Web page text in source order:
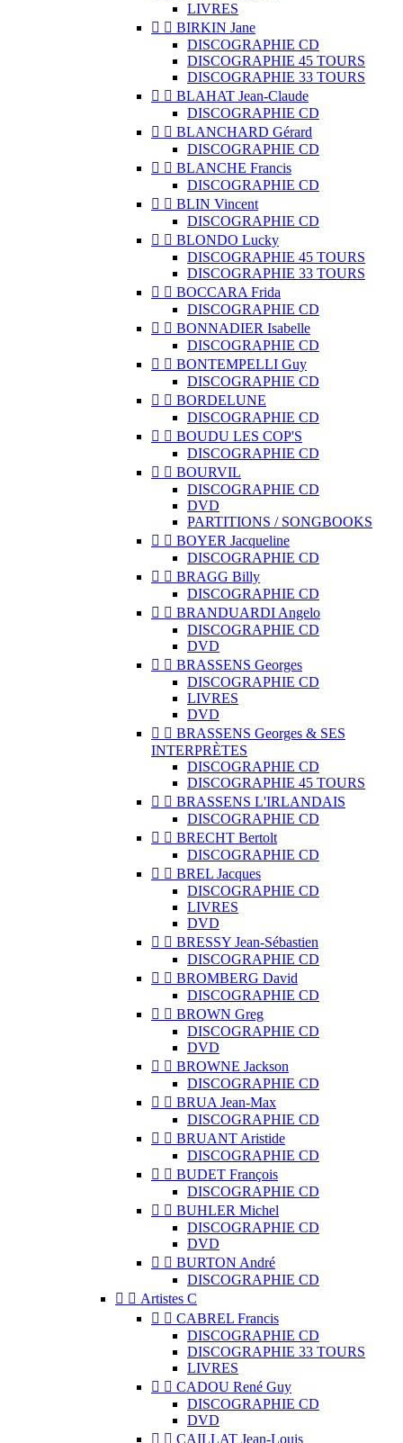
LIVRES
  BIRKIN Jane
DISCOGRAPHIE CD
DISCOGRAPHIE 45 TOURS
DISCOGRAPHIE 33 TOURS
  BLAHAT Jean-Claude
DISCOGRAPHIE CD
  BLANCHARD Gérard
DISCOGRAPHIE CD
  BLANCHE Francis
DISCOGRAPHIE CD
  BLIN Vincent
DISCOGRAPHIE CD
  BLONDO Lucky
DISCOGRAPHIE 45 TOURS
DISCOGRAPHIE 33 TOURS
  BOCCARA Frida
DISCOGRAPHIE CD
  BONNADIER Isabelle
DISCOGRAPHIE CD
  BONTEMPELLI Guy
DISCOGRAPHIE CD
  BORDELUNE
DISCOGRAPHIE CD
  BOUDU LES COP'S
DISCOGRAPHIE CD
  BOURVIL
DISCOGRAPHIE CD
DVD
PARTITIONS / SONGBOOKS
  BOYER Jacqueline
DISCOGRAPHIE CD
  BRAGG Billy
DISCOGRAPHIE CD
  BRANDUARDI Angelo
DISCOGRAPHIE CD
DVD
  BRASSENS Georges
DISCOGRAPHIE CD
LIVRES
DVD
  BRASSENS Georges & SES
INTERPRÈTES
DISCOGRAPHIE CD
DISCOGRAPHIE 45 TOURS
  BRASSENS L'IRLANDAIS
DISCOGRAPHIE CD
  BRECHT Bertolt
DISCOGRAPHIE CD
  BREL Jacques
DISCOGRAPHIE CD
LIVRES
DVD
  BRESSY Jean-Sébastien
DISCOGRAPHIE CD
  BROMBERG David
DISCOGRAPHIE CD
  BROWN Greg
DISCOGRAPHIE CD
DVD
  BROWNE Jackson
DISCOGRAPHIE CD
  BRUA Jean-Max
DISCOGRAPHIE CD
  BRUANT Aristide
DISCOGRAPHIE CD
  BUDET François
DISCOGRAPHIE CD
  BUHLER Michel
DISCOGRAPHIE CD
DVD
  BURTON André
DISCOGRAPHIE CD
  Artistes C
  CABREL Francis
DISCOGRAPHIE CD
DISCOGRAPHIE 33 TOURS
LIVRES
  CADOU René Guy
DISCOGRAPHIE CD
DVD
  CAILLAT Jean-Louis